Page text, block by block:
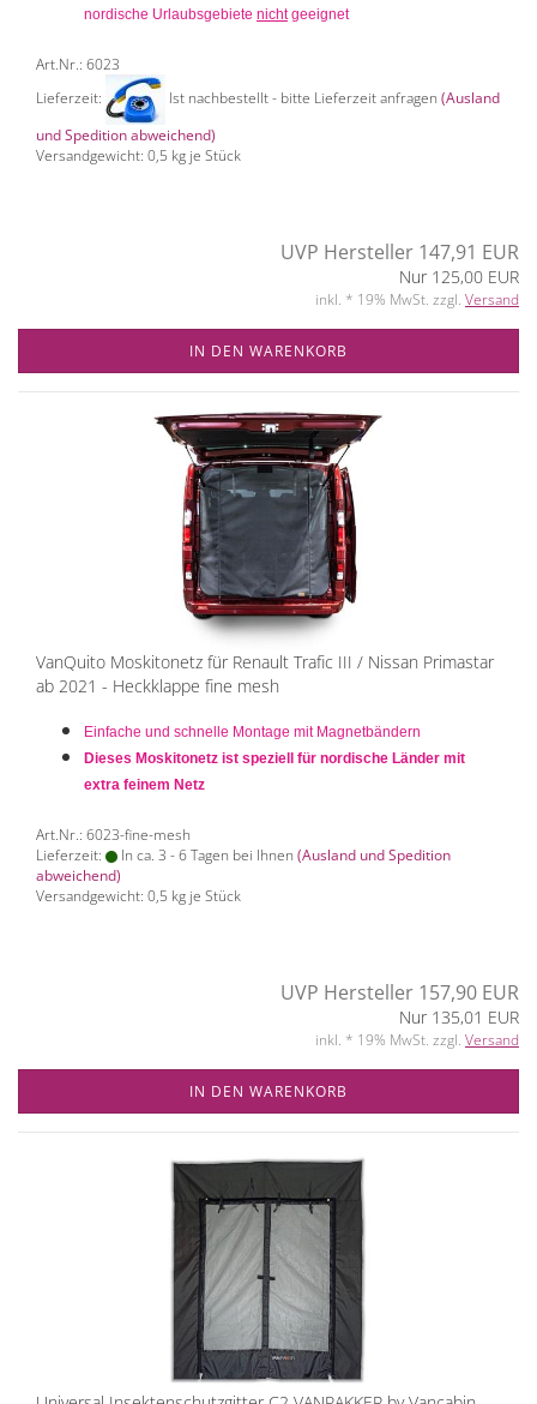
nordische Urlaubsgebiete nichtgeeignet
Art.Nr.: 6023
Lieferzeit:
Ist nachbestellt - bitte Lieferzeit anfragen (Ausland
und Spedition abweichend)
Versandgewicht: 0,5 kg je Stück
UVP Hersteller 147,91 EUR
Nur 125,00 EUR
inkl. * 19% MwSt. zzgl. Versand
IN DEN WARENKORB
VanQuito Moskitonetz für Renault Trafic III / Nissan Primastar
ab 2021 - Heckklappe fine mesh
Einfache und schnelle Montage mit Magnetbändern
Dieses Moskitonetz ist speziell für nordische Länder mit
extra feinem Netz
Art.Nr.: 6023-fine-mesh
Lieferzeit:
In ca. 3 - 6 Tagen bei Ihnen (Ausland und Spedition
abweichend)
Versandgewicht: 0,5 kg je Stück
UVP Hersteller 157,90 EUR
Nur 135,01 EUR
inkl. * 19% MwSt. zzgl. Versand
IN DEN WARENKORB